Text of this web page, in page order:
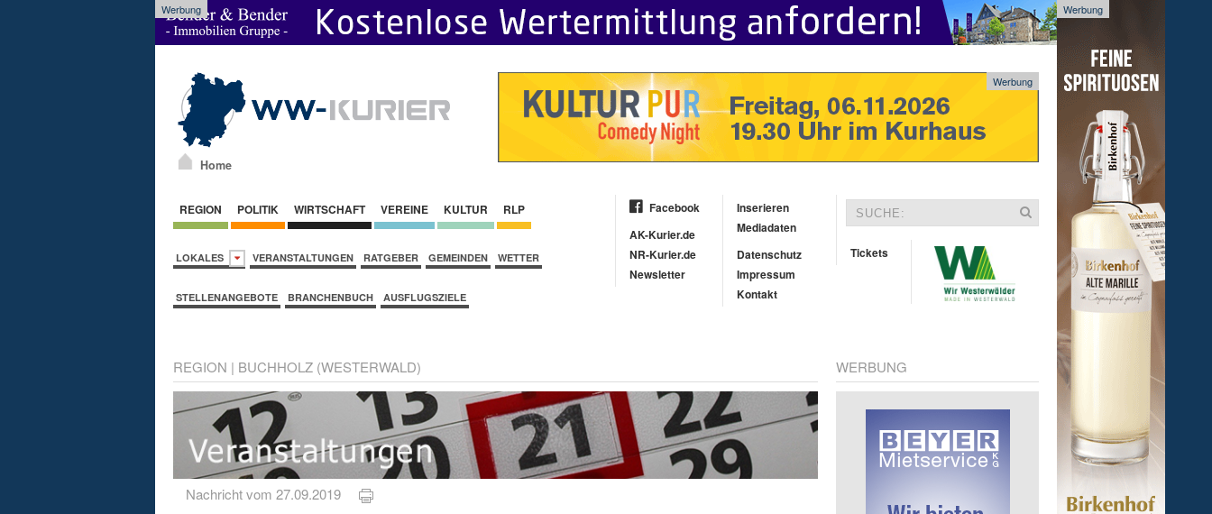
Werbung Werbung
Home
Werbung
REGION POLITIK WIRTSCHAFT VEREINE KULTUR RLP
LOKALES VERANSTALTUNGEN RATGEBER GEMEINDEN WETTER
STELLENANGEBOTE BRANCHENBUCH AUSFLUGSZIELE
Facebook
AK-Kurier.de
NR-Kurier.de
Newsletter
Inserieren
Mediadaten
Datenschutz
Impressum
Kontakt
Tickets
REGION | BUCHHOLZ (WESTERWALD)
Nachricht vom 27.09.2019
WERBUNG